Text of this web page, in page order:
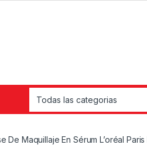
De Maquillaje En Sérum L’oréal